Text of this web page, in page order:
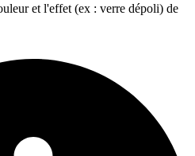
et l'effet (ex : verre dépoli) de